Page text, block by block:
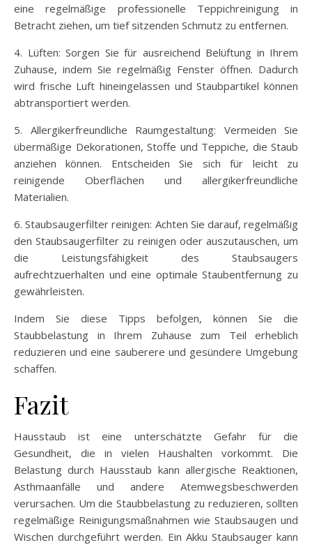
eine regelmäßige professionelle Teppichreinigung in
Betracht ziehen, um tief sitzenden Schmutz zu entfernen.
4. Lüften: Sorgen Sie für ausreichend Belüftung in Ihrem
Zuhause, indem Sie regelmäßig Fenster öffnen. Dadurch
wird frische Luft hineingelassen und Staubpartikel können
abtransportiert werden.
5. Allergikerfreundliche Raumgestaltung: Vermeiden Sie
übermäßige Dekorationen, Stoffe und Teppiche, die Staub
anziehen können. Entscheiden Sie sich für leicht zu
reinigende Oberflächen und allergikerfreundliche
Materialien.
6. Staubsaugerfilter reinigen: Achten Sie darauf, regelmäßig
den Staubsaugerfilter zu reinigen oder auszutauschen, um
die Leistungsfähigkeit des Staubsaugers
aufrechtzuerhalten und eine optimale Staubentfernung zu
gewährleisten.
Indem Sie diese Tipps befolgen, können Sie die
Staubbelastung in Ihrem Zuhause zum Teil erheblich
reduzieren und eine sauberere und gesündere Umgebung
schaffen.
Fazit
Hausstaub ist eine unterschätzte Gefahr für die
Gesundheit, die in vielen Haushalten vorkommt. Die
Belastung durch Hausstaub kann allergische Reaktionen,
Asthmaanfälle und andere Atemwegsbeschwerden
verursachen. Um die Staubbelastung zu reduzieren, sollten
regelmäßige Reinigungsmaßnahmen wie Staubsaugen und
Wischen durchgeführt werden. Ein Akku Staubsauger kann